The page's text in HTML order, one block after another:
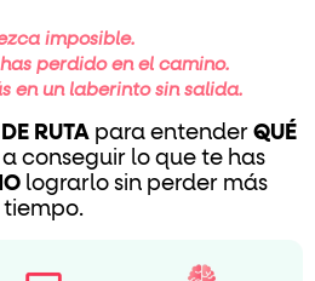
imposible.
perdido en el camino.
en un laberinto sin salida.
RUTA para entender QUÉ
conseguir lo que te has
lograrlo sin perder más
tiempo.